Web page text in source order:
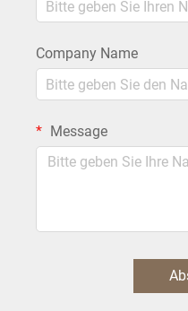
Company Name
Message